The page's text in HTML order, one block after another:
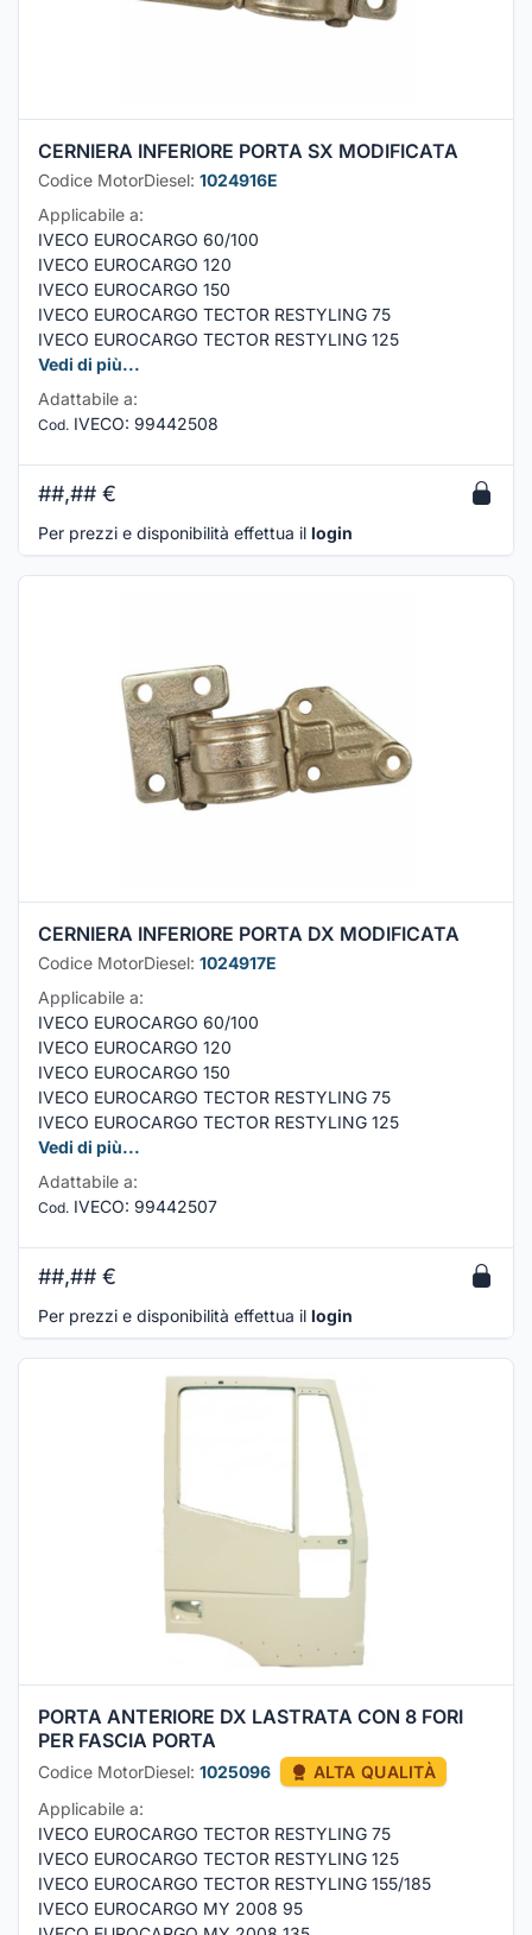
CERNIERA INFERIORE PORTA SX MODIFICATA
Codice MotorDiesel: 1024916E
Applicabile a:
IVECO EUROCARGO 60/100
IVECO EUROCARGO 120
IVECO EUROCARGO 150
IVECO EUROCARGO TECTOR RESTYLING 75
IVECO EUROCARGO TECTOR RESTYLING 125
Vedi di più...
Adattabile a:
Cod. IVECO: 99442508
##,## €
Per prezzi e disponibilità effettua il login
CERNIERA INFERIORE PORTA DX MODIFICATA
Codice MotorDiesel: 1024917E
Applicabile a:
IVECO EUROCARGO 60/100
IVECO EUROCARGO 120
IVECO EUROCARGO 150
IVECO EUROCARGO TECTOR RESTYLING 75
IVECO EUROCARGO TECTOR RESTYLING 125
Vedi di più...
Adattabile a:
Cod. IVECO: 99442507
##,## €
Per prezzi e disponibilità effettua il login
PORTA ANTERIORE DX LASTRATA CON 8 FORI
PER FASCIA PORTA
Codice MotorDiesel: 1025096
ALTA QUALITÀ
Applicabile a:
IVECO EUROCARGO TECTOR RESTYLING 75
IVECO EUROCARGO TECTOR RESTYLING 125
IVECO EUROCARGO TECTOR RESTYLING 155/185
IVECO EUROCARGO MY 2008 95